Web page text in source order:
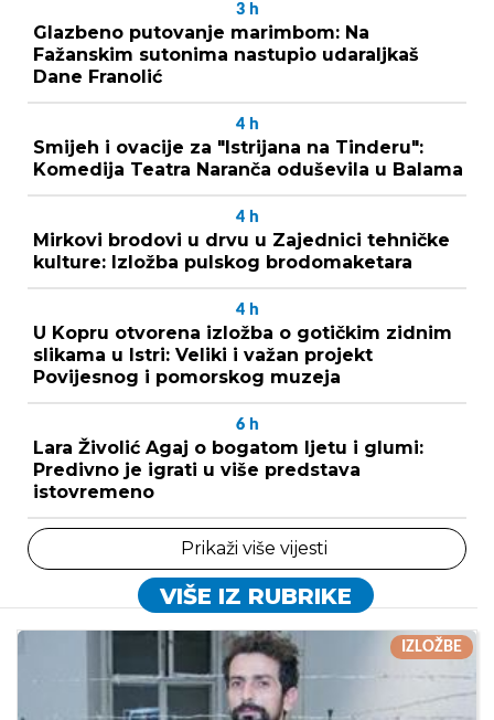
3 h
Glazbeno putovanje marimbom: Na
Fažanskim sutonima nastupio udaraljkaš
Dane Franolić
4 h
Smijeh i ovacije za "Istrijana na Tinderu":
Komedija Teatra Naranča oduševila u Balama
4 h
Mirkovi brodovi u drvu u Zajednici tehničke
kulture: Izložba pulskog brodomaketara
4 h
U Kopru otvorena izložba o gotičkim zidnim
slikama u Istri: Veliki i važan projekt
Povijesnog i pomorskog muzeja
6 h
Lara Živolić Agaj o bogatom ljetu i glumi:
Predivno je igrati u više predstava
istovremeno
Prikaži više vijesti
VIŠE IZ RUBRIKE
IZLOŽBE